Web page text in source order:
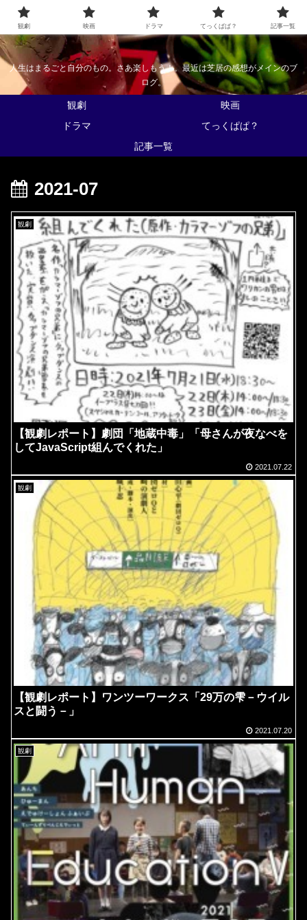
なんかくうかい
人生はまるごと自分のもの。さあ楽しもう！。最近は芝居の感想がメインのブ
ログ。
観劇
映画
ドラマ
てっくぱぱ？
記事一覧
2021-07
観劇
【観劇レポート】劇団「地蔵中毒」「母さんが夜なべを
してJavaScript組んでくれた」
2021.07.22
観劇
【観劇レポート】ワンツーワークス「29万の雫－ウイル
スと闘う－」
2021.07.20
観劇
観劇 映画 ドラマ てっくぱぱ？ 記事一覧